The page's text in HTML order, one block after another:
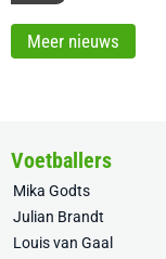
Meer nieuws
Voetballers
Mika Godts
Julian Brandt
Louis van Gaal